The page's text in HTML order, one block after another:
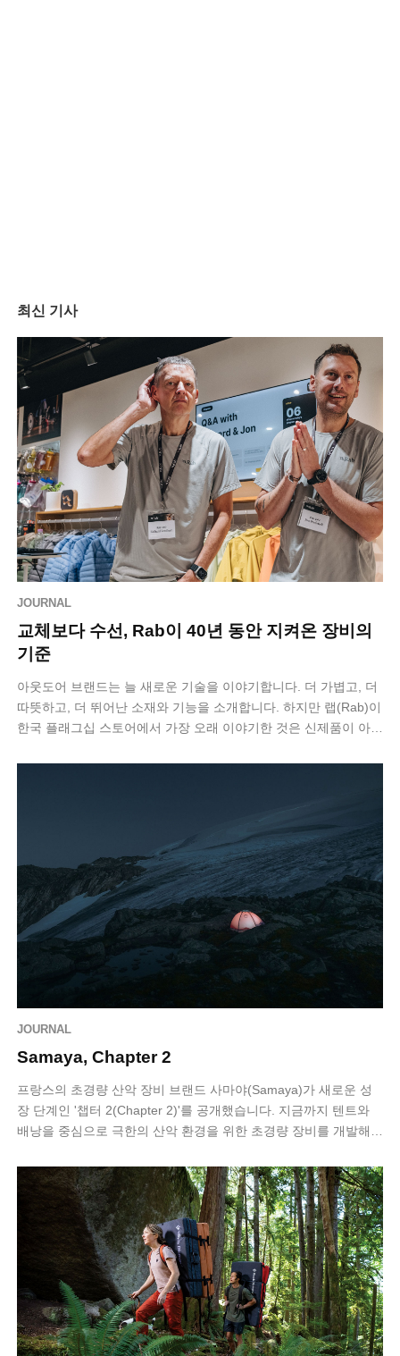
최신 기사
JOURNAL
교체보다 수선, Rab이 40년 동안 지켜온 장비의
기준
아웃도어 브랜드는 늘 새로운 기술을 이야기합니다. 더 가볍고, 더
따뜻하고, 더 뛰어난 소재와 기능을 소개합니다. 하지만 랩(Rab)이
한국 플래그십 스토어에서 가장 오래 이야기한 것은 신제품이 아니
JOURNAL
Samaya, Chapter 2
프랑스의 초경량 산악 장비 브랜드 사마야(Samaya)가 새로운 성
장 단계인 '챕터 2(Chapter 2)'를 공개했습니다. 지금까지 텐트와
배낭을 중심으로 극한의 산악 환경을 위한 초경량 장비를 개발해